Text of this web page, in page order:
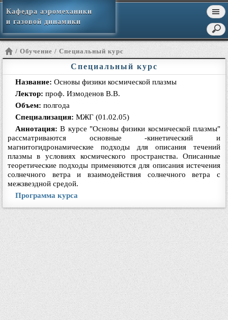
Кафедра аэромеханики
и газовой динамики
/ Обучение / Специальный курс
Специальный курс
Название: Основы физики космической плазмы
Лектор: проф. Измоденов В.В.
Объем: полгода
Специализация: МЖГ (01.02.05)
Аннотация:В курсе "Основы физики космической плазмы"
рассматриваются основные -кинетический и
магнитогидронамические подходы для описания течений
плазмы в условиях космического пространства. Описанные
теоретические подходы применяются для описания истечения
солнечного ветра и взаимодействия солнечного ветра с
межзвездной средой.
Программа курса